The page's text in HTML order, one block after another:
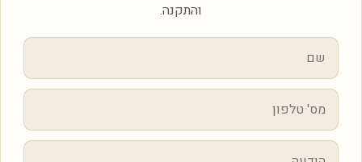
והתקנה.